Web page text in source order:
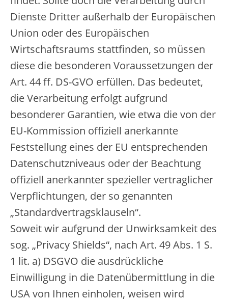
Dienste Dritter außerhalb der Europäischen
Union oder des Europäischen
Wirtschaftsraums stattfinden, so müssen
diese die besonderen Voraussetzungen der
Art. 44 ff. DS-GVO erfüllen. Das bedeutet,
die Verarbeitung erfolgt aufgrund
besonderer Garantien, wie etwa die von der
EU-Kommission offiziell anerkannte
Feststellung eines der EU entsprechenden
Datenschutzniveaus oder der Beachtung
offiziell anerkannter spezieller vertraglicher
Verpflichtungen, der so genannten
„Standardvertragsklauseln“.
Soweit wir aufgrund der Unwirksamkeit des
sog. „Privacy Shields“, nach Art. 49 Abs. 1 S.
1 lit. a) DSGVO die ausdrückliche
Einwilligung in die Datenübermittlung in die
USA von Ihnen einholen, weisen wird